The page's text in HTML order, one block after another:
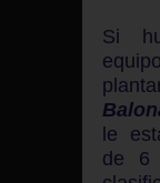
Si
le
de 6